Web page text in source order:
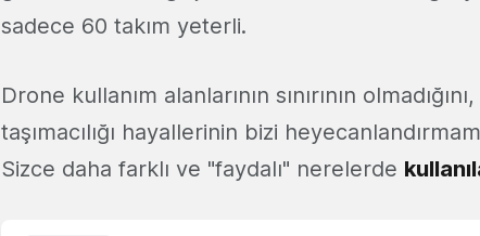
sadece 60 takım yeterli.
Drone kullanım alanlarının sınırının
taşımacılığı hayallerinin bizi
Sizce daha farklı ve "faydalı" nerelerde